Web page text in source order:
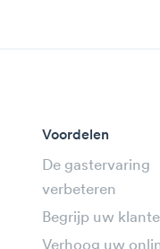
Voordelen
De gastervaring
verbeteren
Begrijp uw